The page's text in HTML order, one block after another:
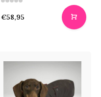
€58,95